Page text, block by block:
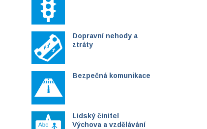
Dopravní nehody a
ztráty
Bezpečná komunikace
Lidský činitel
Výchova a vzdělávání